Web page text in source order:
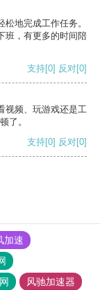
地完成工作任务。
班，有更多的时间陪
支持[0] 反对[0]
视频、玩游戏还是工
了。
支持[0] 反对[0]
加速
风驰加速器